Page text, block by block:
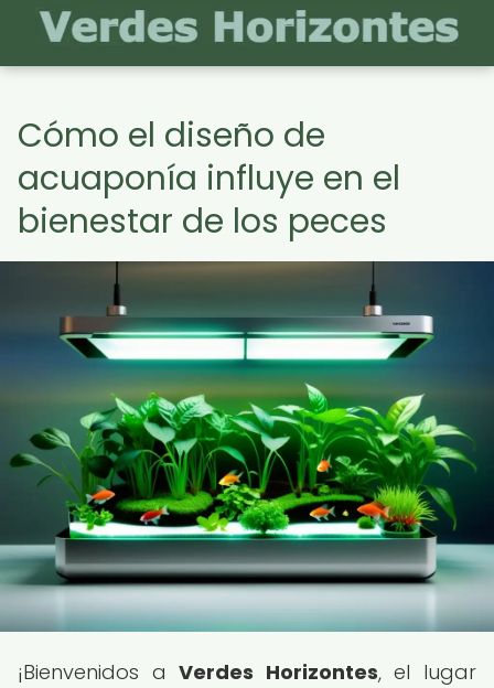
Cómo el diseño de
acuaponía influye en el
bienestar de los peces
¡Bienvenidos aVerdes Horizontes, el lugar